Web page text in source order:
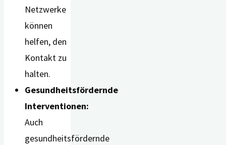
Netzwerke
können
helfen, den
Kontakt zu
halten.
Gesundheitsfördernde
Interventionen:
Auch
gesundheitsfördernde